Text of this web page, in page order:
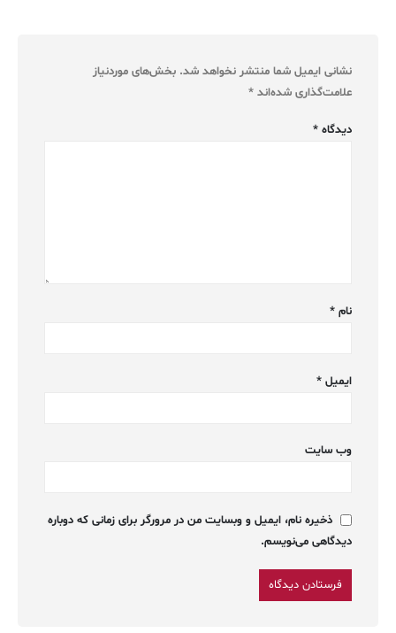
نشانی ایمیل شما منتشر نخواهد شد. بخش‌های موردنیاز
علامت‌گذاری شده‌اند *
دیدگاه *
نام *
ایمیل *
وب‌ سایت
ذخیره نام، ایمیل و وبسایت من در مرورگر برای زمانی که دوباره
دیدگاهی می‌نویسم.